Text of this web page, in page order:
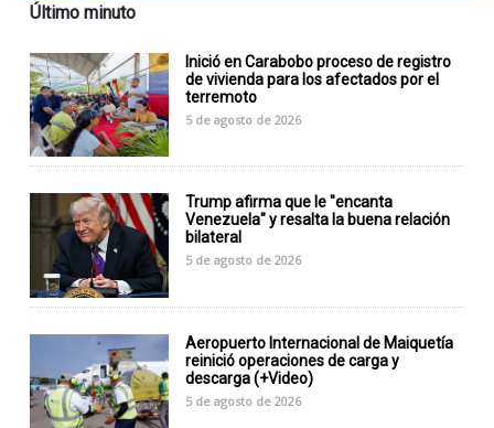
Último minuto
Inició en Carabobo proceso de registro
de vivienda para los afectados por el
terremoto
5 de agosto de 2026
Trump afirma que le "encanta
Venezuela" y resalta la buena relación
bilateral
5 de agosto de 2026
Aeropuerto Internacional de Maiquetía
reinició operaciones de carga y
descarga (+Video)
5 de agosto de 2026